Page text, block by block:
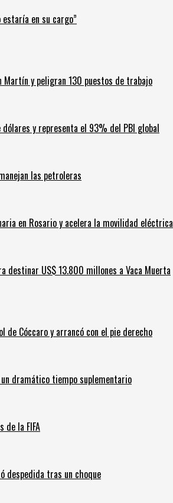
en su cargo”
Martín y peligran 130 puestos de trabajo
y representa el 93% del PBI global
las petroleras
en Rosario y acelera la movilidad eléctrica
destinar US$ 13.800 millones a Vaca Muerta
de Cóccaro y arrancó con el pie derecho
dramático tiempo suplementario
de la FIFA
despedida tras un choque